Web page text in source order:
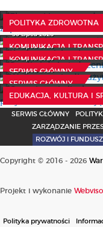
POLITYKA ZDROWOTNA
5 Sierpnia 2026
KOMUNIKACJA I
1,26 mld zł na
30 Lipca 2026
KOMUNIKACJA I
Koniec z
15 Lipca 2026
SERWIS GŁÓWNY
Studia i
29 Lipca 2026
SERWIS GŁÓWNY
Ważny termin dla
28 Lipca 2026
EDUKACJA, KULTURA I
Ograniczenie liczby
ich przyznawania
6 Sierpnia 2026
SERWIS GŁÓWNY
ZARZĄDZANIE
ROZWÓJ I
Copyright © 2016 - 2026
Projekt i wykonanie
Polityka prywatności